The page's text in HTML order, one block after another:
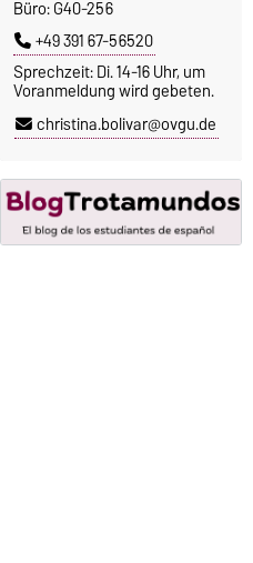
Büro: G40-256
+49 391 67-56520
Sprechzeit: Di. 14-16 Uhr, um
Voranmeldung wird gebeten.
christina.bolivar@ovgu.de